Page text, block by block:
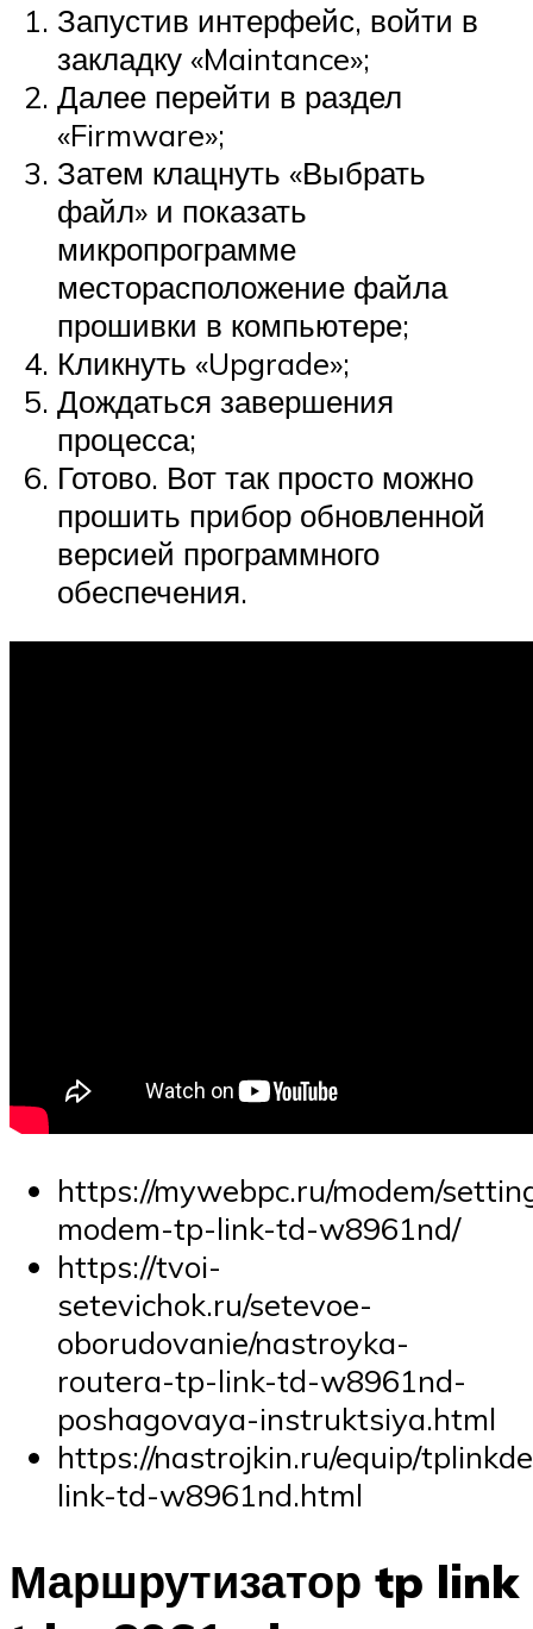
Запустив интерфейс, войти в
закладку «Maintance»;
Далее перейти в раздел
«Firmware»;
Затем клацнуть «Выбрать
файл» и показать
микропрограмме
месторасположение файла
прошивки в компьютере;
Кликнуть «Upgrade»;
Дождаться завершения
процесса;
Готово. Вот так просто можно
прошить прибор обновленной
версией программного
обеспечения.
https://mywebpc.ru/modem/
modem-tp-link-td-w8961nd/
https://tvoi-
setevichok.ru/setevoe-
oborudovanie/nastroyka-
routera-tp-link-td-w8961nd-
poshagovaya-instruktsiya.html
https://nastrojkin.ru/equip/
link-td-w8961nd.html
Маршрутизатор tp link